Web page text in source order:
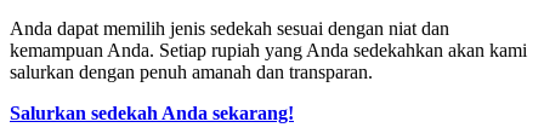
Anda dapat memilih jenis sedekah sesuai dengan niat dan
kemampuan Anda. Setiap rupiah yang Anda sedekahkan akan kami
salurkan dengan penuh amanah dan transparan.
Salurkan sedekah Anda sekarang!